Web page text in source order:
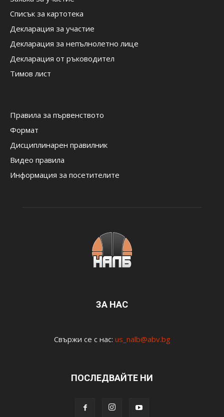
Списък за картотека
Декларация за участие
Декларация за непълнолетно лице
Декларация от ръководител
Тимов лист
Правила за първенството
Формат
Дисциплинарен правилник
Видео правила
Информация за посетителите
ЗА НАС
Свържи се с нас: us_nalb@abv.bg
ПОСЛЕДВАЙТЕ НИ